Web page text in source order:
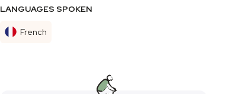
LANGUAGES SPOKEN
French